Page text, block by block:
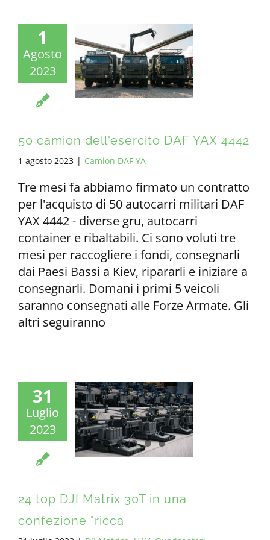
1
Agosto
2023
50 camion dell'esercito DAF YAX 4442
1 agosto 2023 | Camion DAF YA
Tre mesi fa abbiamo firmato un contratto
per l'acquisto di 50 autocarri militari DAF
YAX 4442 - diverse gru, autocarri
container e ribaltabili. Ci sono voluti tre
mesi per raccogliere i fondi, consegnarli
dai Paesi Bassi a Kiev, ripararli e iniziare a
consegnarli. Domani i primi 5 veicoli
saranno consegnati alle Forze Armate. Gli
altri seguiranno
31
Luglio
2023
24 top DJI Matrix 30T in una
confezione "ricca